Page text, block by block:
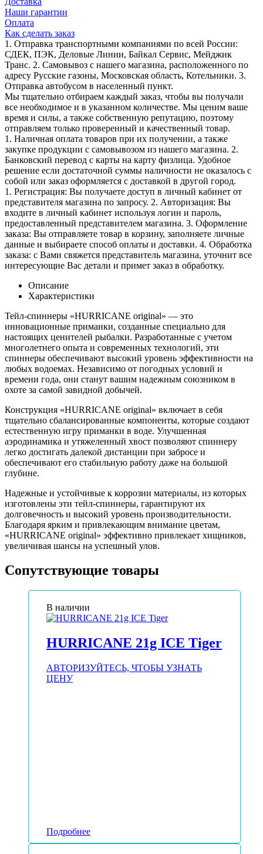
Наши гарантии
Оплата
Как сделать заказ
1. Отправка транспортными компаниями по всей России:
СДЕК, ПЭК, Деловые Линии, Байкал Сервис, Мейджик
Транс. 2. Самовывоз с нашего магазина, расположенного по
адресу Русские газоны, Московская область, Котельники. 3.
Отправка автобусом в населенный пункт.
Мы тщательно отбираем каждый заказ, чтобы вы получали
все необходимое и в указанном количестве. Мы ценим ваше
время и силы, а также собственную репутацию, поэтому
отправляем только проверенный и качественный товар.
1. Наличная оплата товаров при их получении, а также
закупке продукции с самовывозом из нашего магазина. 2.
Банковский перевод с карты на карту физлица. Удобное
решение если достаточной суммы наличности не оказалось с
собой или заказ оформляется с доставкой в другой город.
1. Регистрация: Вы получаете доступ в личный кабинет от
представителя магазина по запросу. 2. Авторизация: Вы
входите в личный кабинет используя логин и пароль,
предоставленный представителем магазина. 3. Оформление
заказа: Вы отправляете товар в корзину, заполняете личные
данные и выбираете способ оплаты и доставки. 4. Обработка
заказа: с Вами свяжется представитель магазина, уточнит все
интересующие Вас детали и примет заказ в обработку.
Описание
Характеристики
Тейл-спиннеры «HURRICANE original» — это
инновационные приманки, созданные специально для
настоящих ценителей рыбалки. Разработанные с учетом
многолетнего опыта и современных технологий, эти
спиннеры обеспечивают высокий уровень эффективности на
любых водоемах. Независимо от погодных условий и
времени года, они станут вашим надежным союзником в
охоте за самой завидной добычей.
Конструкция «HURRICANE original» включает в себя
тщательно сбалансированные компоненты, которые создают
естественную игру приманки в воде. Улучшенная
аэродинамика и утяжеленный хвост позволяют спиннеру
легко достигать далекой дистанции при забросе и
обеспечивают его стабильную работу даже на большой
глубине.
Надежные и устойчивые к коррозии материалы, из которых
изготовлены эти тейл-спиннеры, гарантируют их
долговечность и высокий уровень производительности.
Благодаря ярким и привлекающим внимание цветам,
«HURRICANE original» эффективно привлекает хищников,
увеличивая шансы на успешный улов.
Сопутствующие товары
В наличии
HURRICANE 21g ICE Tiger
АВТОРИЗУЙТЕСЬ, ЧТОБЫ УЗНАТЬ
ЦЕНУ
Подробнее